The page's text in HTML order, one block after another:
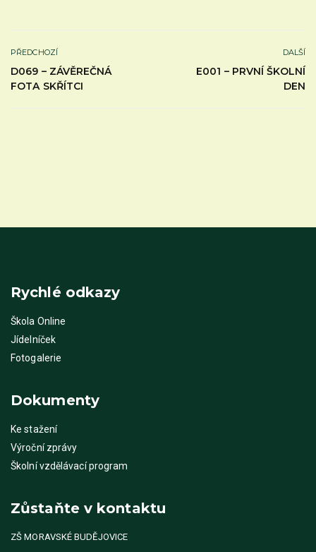
PŘEDCHOZÍ
D069 – ZÁVĚREČNÁ
FOTA SKŘÍTCI
DALŠÍ
E001 – PRVNÍ ŠKOLNÍ
DEN
Rychlé odkazy
Škola Online
Jídelníček
Fotogalerie
Dokumenty
Ke stažení
Výroční zprávy
Školní vzdělávací program
Zůstaňte v kontaktu
ZŠ MORAVSKÉ BUDĚJOVICE